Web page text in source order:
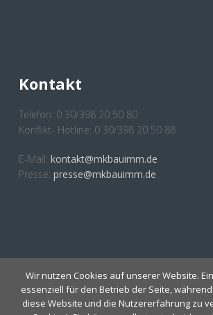
Kontakt
Telefon: 0 30/398 20 50 80
Konflikt- Hotline: 0 30/398 20 50 88
E-Mail: kontakt@mkbauimm.de
Presse: presse@mkbauimm.de
Wir nutzen Cookies auf unserer Website.
essenziell für den Betrieb der Seite,
diese Website und die Nutzererfahrung zu